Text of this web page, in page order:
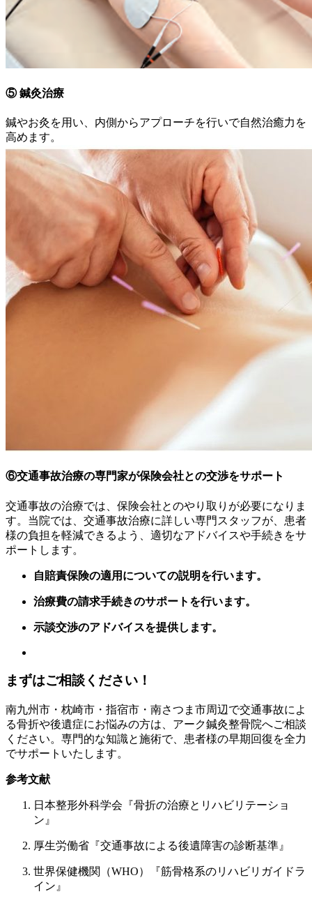
⑤ 鍼灸治療
鍼やお灸を用い、内側からアプローチを行いで自然治癒力を
高めます。
⑥交通事故治療の専門家が保険会社との交渉をサポート
交通事故の治療では、保険会社とのやり取りが必要になりま
す。当院では、交通事故治療に詳しい専門スタッフが、患者
様の負担を軽減できるよう、適切なアドバイスや手続きをサ
ポートします。
自賠責保険の適用についての説明を行います。
治療費の請求手続きのサポートを行います。
示談交渉のアドバイスを提供します。
まずはご相談ください！
南九州市・枕崎市・指宿市・南さつま市周辺で交通事故によ
る骨折や後遺症にお悩みの方は、アーク鍼灸整骨院へご相談
ください。専門的な知識と施術で、患者様の早期回復を全力
でサポートいたします。
参考文献
日本整形外科学会『骨折の治療とリハビリテーショ
ン』
厚生労働省『交通事故による後遺障害の診断基準』
世界保健機関（WHO）『筋骨格系のリハビリガイドラ
イン』